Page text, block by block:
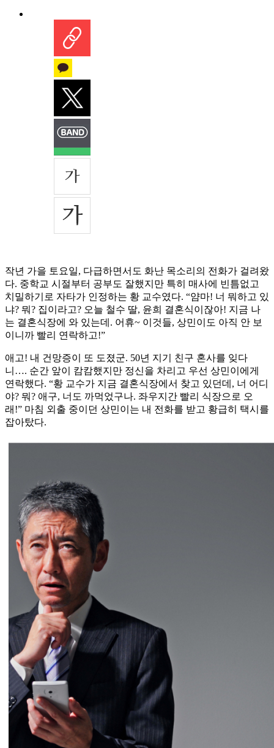
작년 가을 토요일, 다급하면서도 화난 목소리의 전화가 걸려왔
다. 중학교 시절부터 공부도 잘했지만 특히 매사에 빈틈없고
치밀하기로 자타가 인정하는 황 교수였다. “얌마! 너 뭐하고 있
냐? 뭐? 집이라고? 오늘 철수 딸, 윤희 결혼식이잖아! 지금 나
는 결혼식장에 와 있는데. 어휴~ 이것들, 상민이도 아직 안 보
이니까 빨리 연락하고!”
애고! 내 건망증이 또 도졌군. 50년 지기 친구 혼사를 잊다
니…. 순간 앞이 캄캄했지만 정신을 차리고 우선 상민이에게
연락했다. “황 교수가 지금 결혼식장에서 찾고 있던데, 너 어디
야? 뭐? 애구, 너도 까먹었구나. 좌우지간 빨리 식장으로 오
래!” 마침 외출 중이던 상민이는 내 전화를 받고 황급히 택시를
잡아탔다.